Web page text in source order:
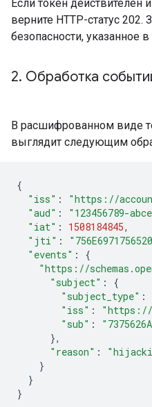
Если токен
верните HTTP-статус 202.
безопасности, указанное в
2. Обработка
В расшифрованном виде
выглядит следующим
{
"iss" : "https://
"aud" :
"123456789-
"iat" : 1508184845,
"jti" :
"events" :
{
"https://
"subject" :
{
"subject_type" :
"iss" : "https://
"sub" :
},
"reason" :
}
}
}